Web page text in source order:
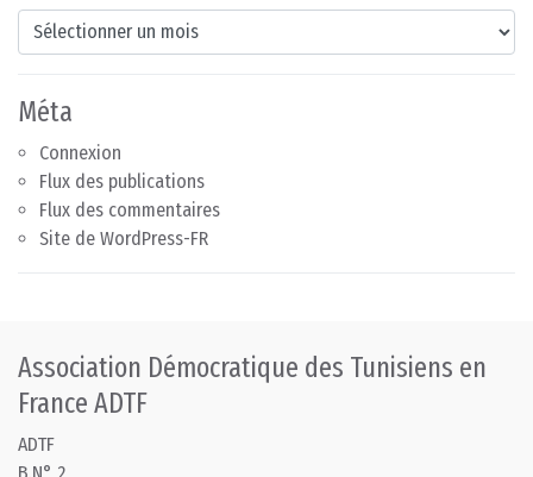
Archives
Méta
Connexion
Flux des publications
Flux des commentaires
Site de WordPress-FR
Association Démocratique des Tunisiens en
France ADTF
ADTF